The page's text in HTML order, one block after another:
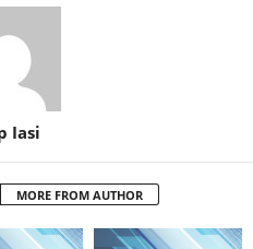
Iasi
MORE FROM AUTHOR